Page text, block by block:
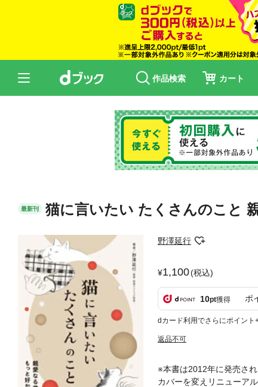
作品検索 カート
最新刊 猫に言いたい たくさんのこと
野澤延行
1,100(税込)
10pt獲得 ポ
dカード利用でさらにポイント
返品不可
※本書は2012年に発売さ
カバーを変えリニューア